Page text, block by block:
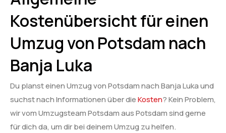
Kostenübersicht für einen
Umzug von Potsdam nach
Banja Luka
Du planst einen Umzug von Potsdam nach Banja Luka und
suchst nach Informationen über dieKosten? Kein Problem,
wir vom Umzugsteam Potsdam aus Potsdam sind gerne
für dich da, um dir bei deinem Umzug zu helfen.